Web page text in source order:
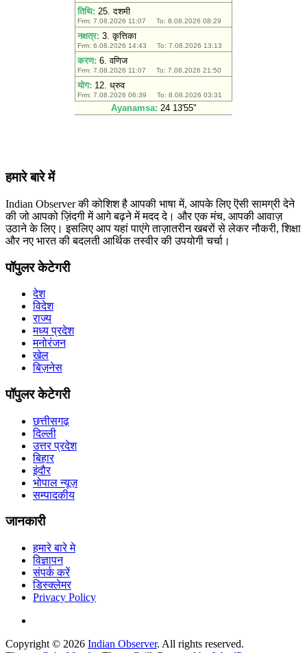
हमारे बारे में
Indian Observer की कोशिश है आपकी भाषा में, आपके लिए ऎसी सामग्री देने
की जो आपको ज़िंदगी में आगे बढ़ने में मदद दे। और एक मंच, आपकी आवाज़
उठाने के लिए। इसलिए आप यहां पाएंगे ताज़ातरीन खबरों से लेकर नौकरी, शिक्षा
और नए भारत की बदलती आर्थिक तस्वीर की उपयोगी चर्चा।
पॉपुलर केटेगरी
देश
विदेश
राज्य
मध्य प्रदेश
मनोरंजन
खेल
बिज़नेस
पॉपुलर केटेगरी
छत्तीसगढ़
दिल्ली
उत्तर प्रदेश
बिहार
इंदौर
भोपाल न्यूज़
सम्पादकीय
जानकारी
हमारे बारे मे
विज्ञापन
संपर्क करें
डिस्क्लेमर
Privacy Policy
Copyright © 2026 Indian Observer. All rights reserved.